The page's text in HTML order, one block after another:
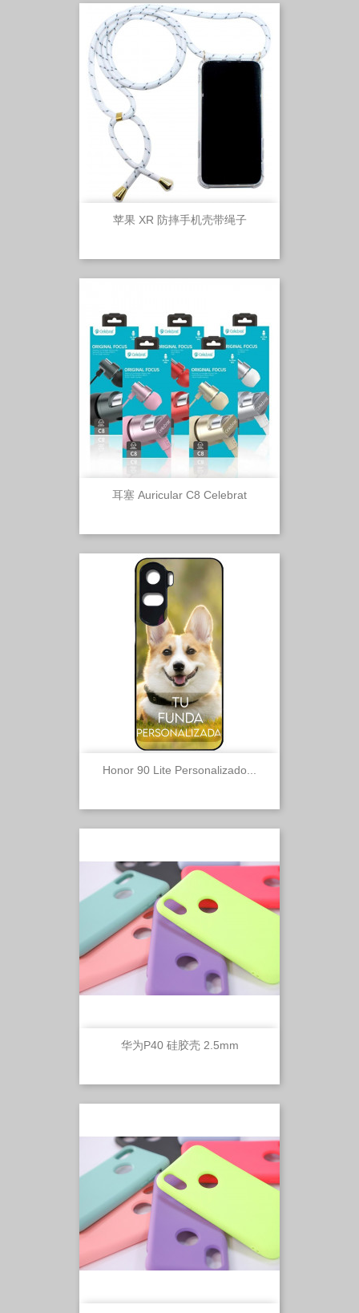
苹果 XR 防摔手机壳带绳子
耳塞 Auricular C8 Celebrat
Honor 90 Lite Personalizado...
华为P40 硅胶壳 2.5mm